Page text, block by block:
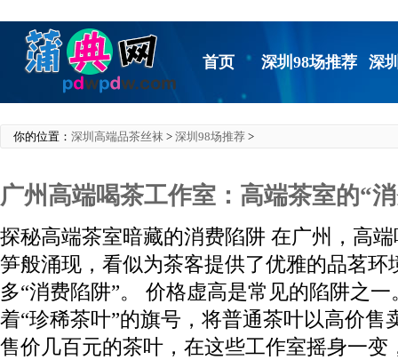
首页 深圳98场推荐 深
你的位置： 深圳高端品茶丝袜 > 深圳98场推荐 >
广州高端喝茶工作室‌：高端茶室的“
探秘高端茶室暗藏的消费陷阱 在广州，高
笋般涌现，看似为茶客提供了优雅的品茗环
多“消费陷阱”。 价格虚高是常见的陷阱之
着“珍稀茶叶”的旗号，将普通茶叶以高价售
售价几百元的茶叶，在这些工作室摇身一变